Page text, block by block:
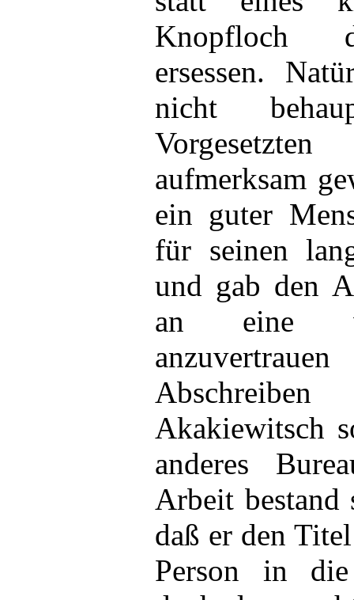
Knopfloch
ersessen.
nicht
aufmerksam
ein guter
für seinen
und gab den
an eine
Akakiewitsch
anderes
Arbeit
daß er den
Person in